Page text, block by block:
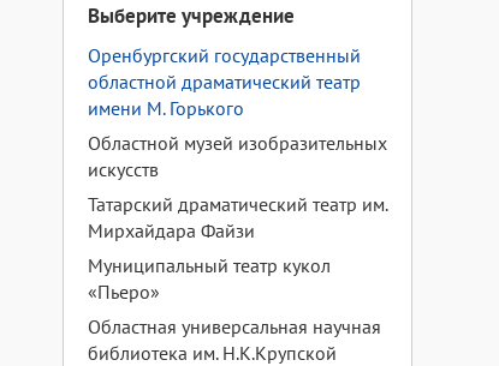
Выберите учреждение
Оренбургский государственный
областной драматический театр
имени М. Горького
Областной музей изобразительных
искусств
Татарский драматический театр им.
Мирхайдара Файзи
Муниципальный театр кукол
«Пьеро»
Областная универсальная научная
библиотека им. Н.К.Крупской